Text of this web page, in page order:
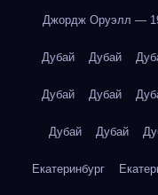
Джордж Оруэлл —
Дубай Дубай
Дубай Дубай
Дубай Дубай
Екатеринбург